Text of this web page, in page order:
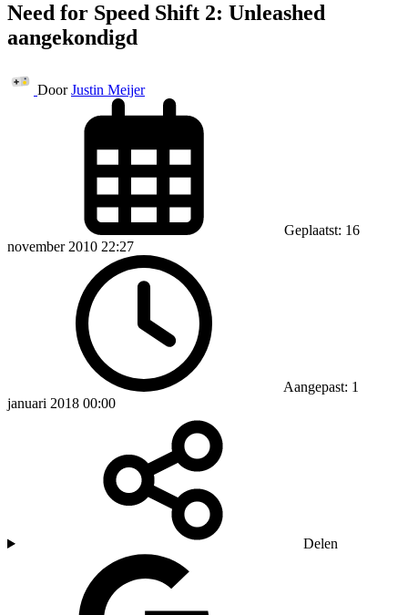
Need for Speed Shift 2: Unleashed
aangekondigd
Door Justin Meijer
Geplaatst: 16
november 2010 22:27
Aangepast: 1
januari 2018 00:00
Delen